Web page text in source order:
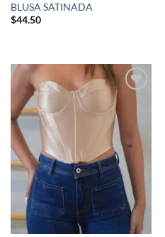
BLUSA SATINADA
$44.50
lista de
deseos